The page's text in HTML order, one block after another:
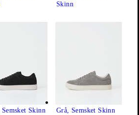
Skinn
Semsket Skinn Grå, Semsket Skinn